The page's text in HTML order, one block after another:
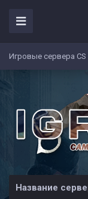
Игровые сервера CS
Название